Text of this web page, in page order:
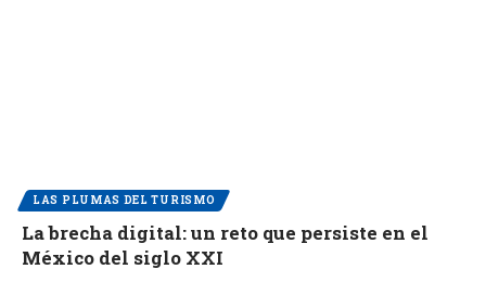
LAS PLUMAS DEL TURISMO
La brecha digital: un reto que persiste en el
México del siglo XXI